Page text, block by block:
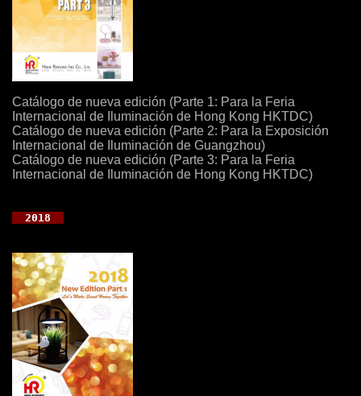
Catálogo de nueva edición (Parte 1: Para la Feria
Internacional de Iluminación de Hong Kong HKTDC)
Catálogo de nueva edición (Parte 2: Para la Exposición
Internacional de Iluminación de Guangzhou)
Catálogo de nueva edición (Parte 3: Para la Feria
Internacional de Iluminación de Hong Kong HKTDC)
2018